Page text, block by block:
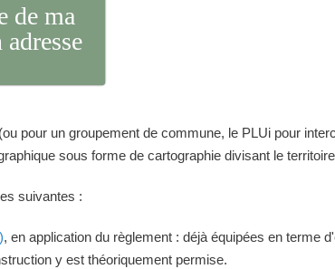
de ma
pour un groupement de commune, le PLUi pour
sous forme de cartographie divisant le
suivantes :
, en application du règlement : déjà équipées en terme
y est théoriquement permise.